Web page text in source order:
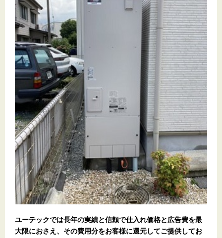
ユーテックでは長年の実績と信頼で仕入れ価格と広告費を最
大限におさえ、その費用分をお客様に還元してご提供してお